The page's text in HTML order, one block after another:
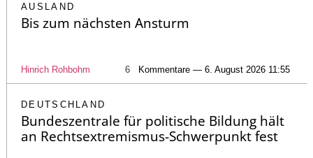
AUSLAND
Bis zum nächsten Ansturm
Hinrich Rohbohm 6 Kommentare — 6. August 2026 11:55
DEUTSCHLAND
Bundeszentrale für politische Bildung hält
an Rechtsextremismus-Schwerpunkt fest